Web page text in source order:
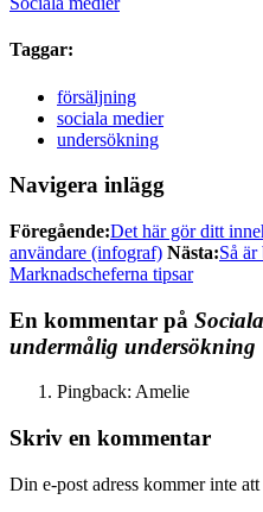
Taggar:
försäljning
sociala medier
undersökning
Navigera inlägg
Föregående:Det här gör ditt
användare (infograf) Nästa:Så
Marknadscheferna tipsar
En kommentar på
undermålig undersökning
Pingback: Amelie
Skriv en kommentar
Din e-post adress kommer inte att